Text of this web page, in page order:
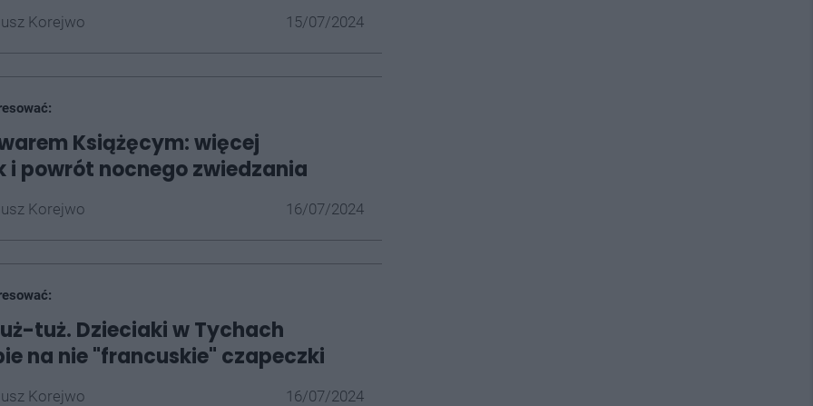
Korejwo 15/07/2024
Książęcym: więcej
i powrót nocnego zwiedzania
Korejwo 16/07/2024
tuż. Dzieciaki w Tychach
na nie "francuskie" czapeczki
Korejwo 16/07/2024